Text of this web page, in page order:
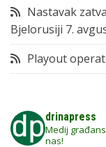
Nastavak
Bjelorusiji 7.
Playout
drinapress
Medij
nas!